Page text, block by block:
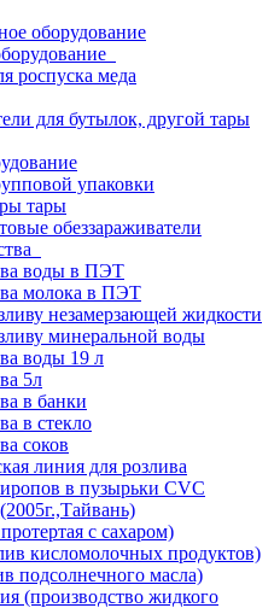
оборудование
роспуска меда
для бутылок, другой тары
упаковки
тары
обеззараживатели
воды в ПЭТ
молока в ПЭТ
незамерзающей жидкости
минеральной воды
воды 19 л
5л
в банки
в стекло
соков
линия для розлива
в пузырьки CVC
с сахаром)
кисломолочных продуктов)
подсолнечного масла)
(производство жидкого